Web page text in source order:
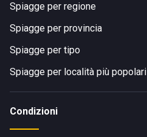
Spiagge per regione
Spiagge per provincia
Spiagge per tipo
Spiagge per località più popolari
Condizioni